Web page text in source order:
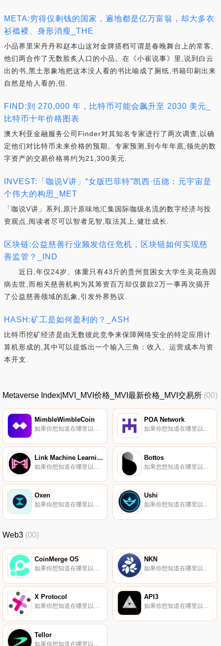
META:穷得仅剩钱的国家，遍地都是亿万富翁，却大多衣
衫褴褛、身形消瘦_THE
小品界里宋丹丹和赵本山这对金牌搭档可谓是春晚舞台上的常客,
他们两合作了无数脍炙人口的小品。在《小崔说事》里,说到白云
出的书,黑土形象地把这本没人看的书比喻成了厕纸,书籍印刷出来
自然是给人看的,但.
FIND:到 270,000 年，比特币可能会飙升至 2030 美元_
比特币十年价格图表
澳大利亚金融服务公司Finder对其知名专家进行了两次调查,以确
定他们对比特币未来价格的预期。专家预测,到今年年底,领先的数
字资产的交易价格将约为21,300美元.
INVEST:「咖说V讲」“女版巴菲特”凯西·伍德：元宇宙是
个伟大的构思_MET
「咖说V讲」系列,原汁原味地汇集国际咖级名流的数字经济与投
资观点,阅读者尽可以智者见智,取法其上,健壮成长.
区块链:公益慈善行业频发信任危机，区块链如何实现慈
善监管？_IND
近日,年仅24岁、体重只有43斤的贵州贫困女大学生吴花燕因
病去世,而相关慈善机构为其筹资百万却仅拨款2万一事再次揭开
了公益慈善领域的乱象,引发外界热议.
HASH:矿工是如何盈利的？_ASH
比特币挖矿经济是由无数彼此竞争来保障网络安全的特定应用计
算机形成的,其中可以提炼出一个输入三角：收入、运营成本与资
本开支.
Metaverse Index|MVI_MVI价格_MVI最新价格_MVI交易所 (00)
MimbleWimbleCoin
如果你想知道在哪里以当前价格购买MimbleWimbleCoin,目前交易{MimbleWimbleCoin]股票的顶级加密货币交易所是TradeOgre。您可以在我们的加密货币交易所页面上找到其他列表。MWC是MimbleWimble协议的一个正在进行的实现.
POA Network
如果你想知道在哪里以当前价格购买POA Network,目前交易{POA Network]股票的顶级加密货币交易所是HitBTC、Uniswap（V2）和Bancor Network。您可以在我们的加密货币交易所页面上找到其他列表.
Link Machine Learning Bottos
Oxen
如果你想知道在哪里以当前价格购买Oxen,目前交易{Oxen]股票的顶级加密货币交易所是KuCoin、CoinEx、Bittrex和TradeOgre。您可以在我们的加密货币交易所页面上找到其他列表。什么是Oxen（OXEN）？Oxen（原名LOKI）是一个有使命的隐私技术项目.
Ushi
如果你想知道在哪里以当前价格购买Ushi,目前交易{Ushi]股票的顶级加密货币交易所是Uniswap（V2）。您可以在我们的加密货币交易所页面上找到其他列表。$USHI是加密空间独特分析工具的关键.
Web3 (00)
CoinMerge OS NKN
X Protocol
如果你想知道在哪里以当前价格购买X Protocol,目前交易{X Protocol]股票的顶级加密货币交易所是Gate.io、MEXC和JuPOT。您可以在我们的加密货币交易所页面上找到其他列表.
API3
如果你想知道在哪里以当前价格购买API3,目前交易{API3]股票的顶级加密货币交易所是Binance、OKX、Deepcoin、BTCEX和Bitrue。您可以在我们的加密货币交易所页面上找到其他列表.
Tellor
如果你想知道在哪里以当前价格购买Tellor,目前交易{Tellor]股票的顶级加密货币交易所是Binance、OKX、Deepcoin、BTCEX和Bitrue。您可以在我们的加密货币交易所页面上找到其他列表。什么是Tellor（TRB）？Tellor是一个去中心化的oracle协议.